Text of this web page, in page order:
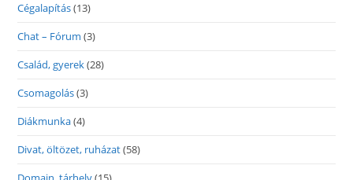
Cégalapítás(13)
Chat – Fórum (3)
Család, gyerek(28)
Csomagolás(3)
Diákmunka(4)
Divat, öltözet, ruházat(58)